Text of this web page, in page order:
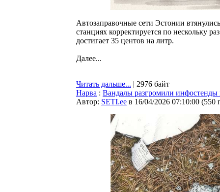
Автозаправочные сети Эстонии
станциях корректируется по нескольку
достигает 35 центов на литр.
Далее...
Читать дальше... | 2976 байт
Нарва : Вандалы разгромили
Автор: SETI.ee в 16/04/2026 07:10:00 (550